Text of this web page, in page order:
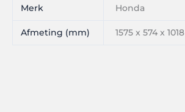
Merk Honda
Afmeting (mm) 1575 x 574 x 1018